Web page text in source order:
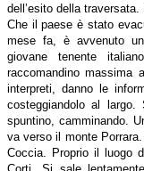
dell’esito della
Che il paese è stato
mese fa, è avvenuto
giovane tenente
raccomandino massima
interpreti, danno le
costeggiandolo al
spuntino, camminando.
va verso il monte
Coccia. Proprio il luogo